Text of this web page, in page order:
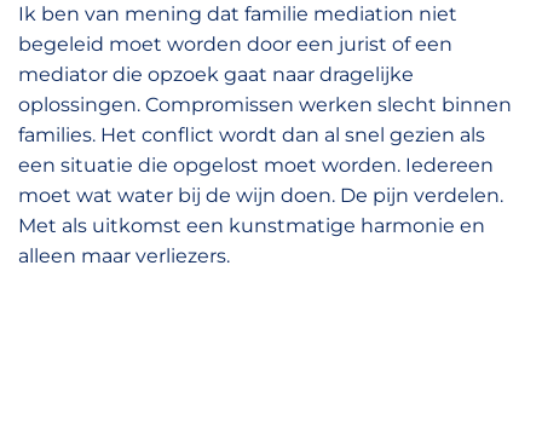
Ik ben van mening dat familie mediation niet
begeleid moet worden door een jurist of een
mediator die opzoek gaat naar dragelijke
oplossingen. Compromissen werken slecht binnen
families. Het conflict wordt dan al snel gezien als
een situatie die opgelost moet worden. Iedereen
moet wat water bij de wijn doen. De pijn verdelen.
Met als uitkomst een kunstmatige harmonie en
alleen maar verliezers.